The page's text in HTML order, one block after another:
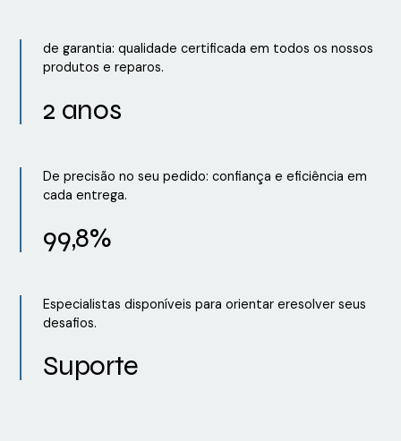
de garantia: qualidade certificada em todos os nossos
produtos e reparos.
2 anos
De precisão no seu pedido: confiança e eficiência em
cada entrega.
99,8%
Especialistas disponíveis para orientar eresolver seus
desafios.
Suporte